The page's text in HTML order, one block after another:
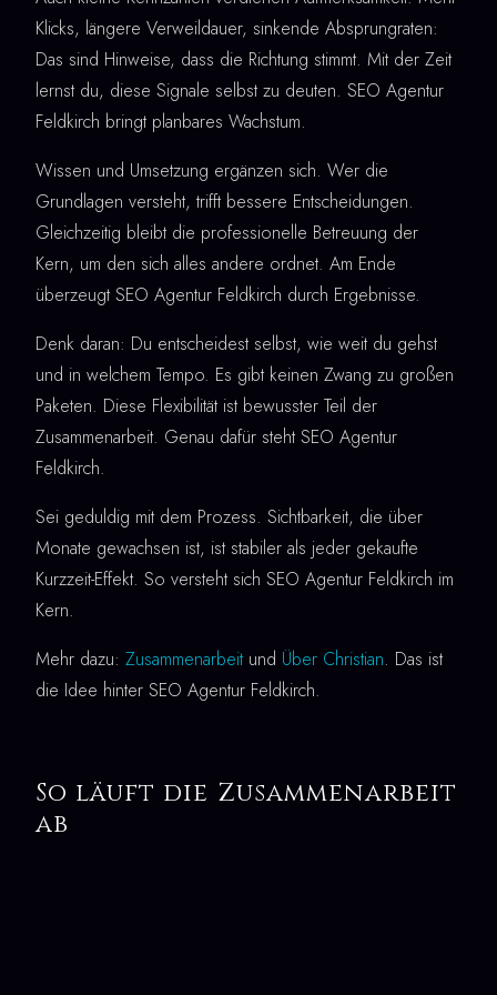
Klicks, längere Verweildauer, sinkende Absprungraten:
Das sind Hinweise, dass die Richtung stimmt. Mit der Zeit
lernst du, diese Signale selbst zu deuten. SEO Agentur
Feldkirch bringt planbares Wachstum.
Wissen und Umsetzung ergänzen sich. Wer die
Grundlagen versteht, trifft bessere Entscheidungen.
Gleichzeitig bleibt die professionelle Betreuung der
Kern, um den sich alles andere ordnet. Am Ende
überzeugt SEO Agentur Feldkirch durch Ergebnisse.
Denk daran: Du entscheidest selbst, wie weit du gehst
und in welchem Tempo. Es gibt keinen Zwang zu großen
Paketen. Diese Flexibilität ist bewusster Teil der
Zusammenarbeit. Genau dafür steht SEO Agentur
Feldkirch.
Sei geduldig mit dem Prozess. Sichtbarkeit, die über
Monate gewachsen ist, ist stabiler als jeder gekaufte
Kurzzeit-Effekt. So versteht sich SEO Agentur Feldkirch im
Kern.
Mehr dazu: Zusammenarbeit und Über Christian. Das ist
die Idee hinter SEO Agentur Feldkirch.
So läuft die Zusammenarbeit
ab